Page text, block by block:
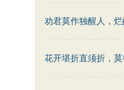
劝君莫作独醒人，烂
花开堪折直须折，莫